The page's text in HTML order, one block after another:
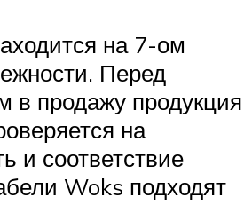
на 7-ом
Перед
в продажу продукция
на
и соответствие
Woks подходят